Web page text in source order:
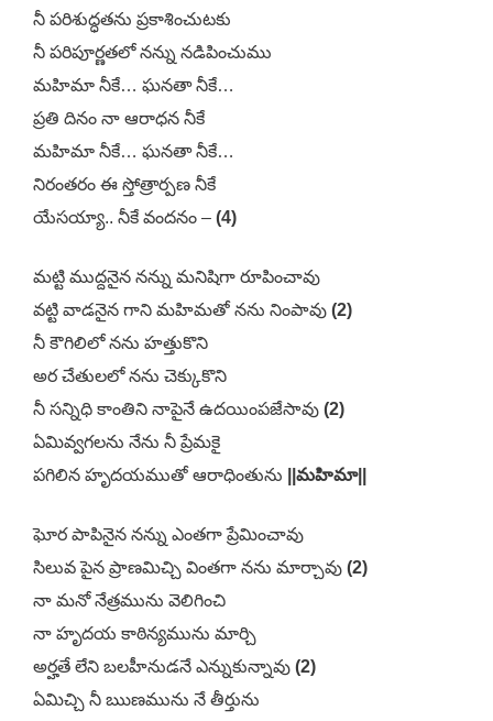
నీ పరిశుద్ధతను ప్రకాశించుటకు
నీ పరిపూర్ణతలో నన్ను నడిపించుము
మహిమా నీకే… ఘనతా నీకే…
ప్రతి దినం నా ఆరాధన నీకే
మహిమా నీకే… ఘనతా నీకే…
నిరంతరం ఈ స్తోత్రార్పణ నీకే
యేసయ్యా.. నీకే వందనం – (4)
మట్టి ముద్దనైన నన్ను మనిషిగా రూపించావు
వట్టి వాడనైన గాని మహిమతో నను నింపావు (2)
నీ కౌగిలిలో నను హత్తుకొని
అర చేతులలో నను చెక్కుకొని
నీ సన్నిధి కాంతిని నాపైనే ఉదయింపజేసావు (2)
ఏమివ్వగలను నేను నీ ప్రేమకై
పగిలిన హృదయముతో ఆరాధింతును ||మహిమా||
ఘోర పాపినైన నన్ను ఎంతగా ప్రేమించావు
సిలువ పైన ప్రాణమిచ్చి వింతగా నను మార్చావు (2)
నా మనో నేత్రమును వెలిగించి
నా హృదయ కాఠిన్యమును మార్చి
అర్హతే లేని బలహీనుడనే ఎన్నుకున్నావు (2)
ఏమిచ్చి నీ ఋణమును నే తీర్తును